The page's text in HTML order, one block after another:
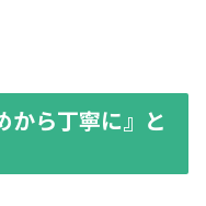
から丁寧に』と